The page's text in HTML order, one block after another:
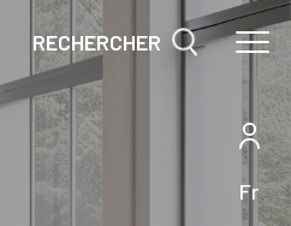
Fr
RECHERCHER